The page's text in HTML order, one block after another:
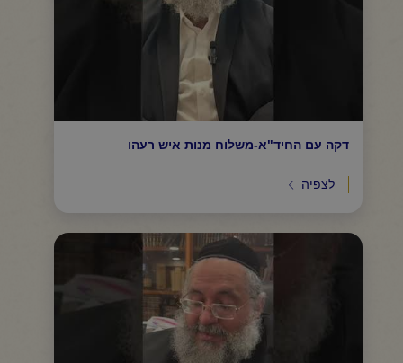
דקה עם החיד"א-משלוח מנות איש רעהו
לצפיה